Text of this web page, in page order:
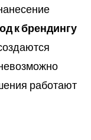
к брендингу
работают